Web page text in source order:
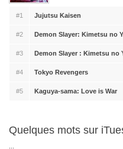
#1 Jujutsu Kaisen
#2 Demon Slayer: Kimetsu no
#3 Demon Slayer : Kimetsu no
#4 Tokyo Revengers
#5 Kaguya-sama: Love is War
Quelques mots sur